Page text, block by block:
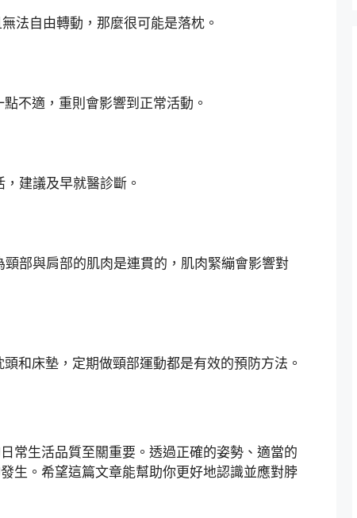
法自由轉動，那麼很可能是落枕。
不適，重則會影響到正常活動。
建議及早就醫診斷。
部與肩部的肌肉是連貫的，肌肉緊繃會影響對
和床墊，定期做頸部運動都是有效的預防方法。
常生活品質至關重要。透過正確的姿勢、適當的
生。希望這篇文章能幫助你更好地認識並應對脖